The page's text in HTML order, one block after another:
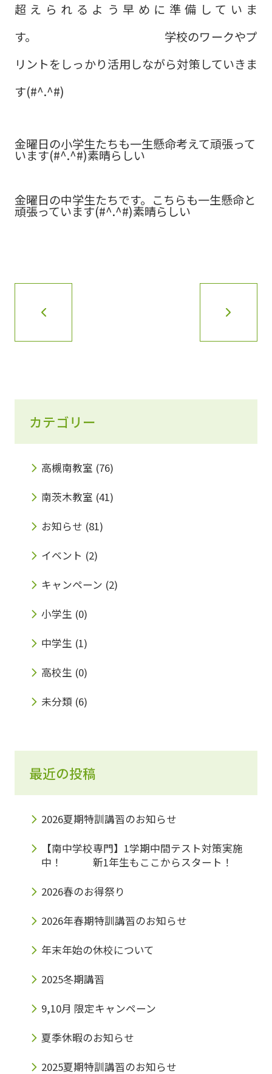
超えられるよう早めに準備していま
す。 学校のワークやプ
リントをしっかり活用しながら対策していきま
す(#^.^#)
金曜日の小学生たちも一生懸命考えて頑張って
います(#^.^#)素晴らしい
金曜日の中学生たちです。こちらも一生懸命と
頑張っています(#^.^#)素晴らしい
カテゴリー
高槻南教室 (76)
南茨木教室 (41)
お知らせ (81)
イベント (2)
キャンペーン (2)
小学生 (0)
中学生 (1)
高校生 (0)
未分類 (6)
最近の投稿
2026夏期特訓講習のお知らせ
【南中学校専門】1学期中間テスト対策実施
中！ 新1年生もここからスタート！
2026春のお得祭り
2026年春期特訓講習のお知らせ
年末年始の休校について
2025冬期講習
9,10月 限定キャンペーン
夏季休暇のお知らせ
2025夏期特訓講習のお知らせ